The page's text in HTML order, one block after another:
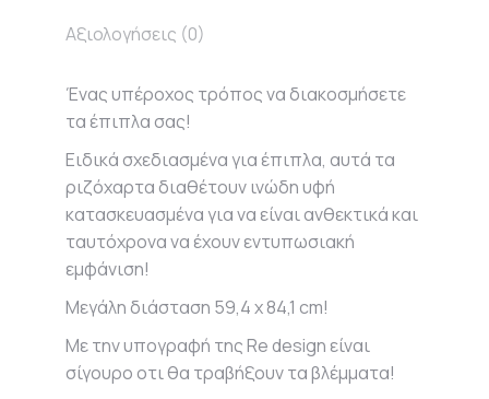
Αξιολογήσεις (0)
Ένας υπέροχος τρόπος να διακοσμήσετε
τα έπιπλα σας!
Ειδικά σχεδιασμένα για έπιπλα, αυτά τα
ριζόχαρτα διαθέτουν ινώδη υφή
κατασκευασμένα για να είναι ανθεκτικά και
ταυτόχρονα να έχουν εντυπωσιακή
εμφάνιση!
Μεγάλη διάσταση 59,4 x 84,1 cm!
Με την υπογραφή της Re design είναι
σίγουρο οτι θα τραβήξουν τα βλέμματα!